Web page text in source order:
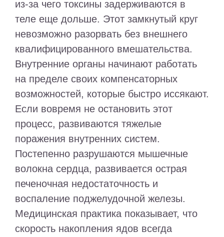
из-за чего токсины задерживаются в
теле еще дольше. Этот замкнутый круг
невозможно разорвать без внешнего
квалифицированного вмешательства.
Внутренние органы начинают работать
на пределе своих компенсаторных
возможностей, которые быстро иссякают.
Если вовремя не остановить этот
процесс, развиваются тяжелые
поражения внутренних систем.
Постепенно разрушаются мышечные
волокна сердца, развивается острая
печеночная недостаточность и
воспаление поджелудочной железы.
Медицинская практика показывает, что
скорость накопления ядов всегда